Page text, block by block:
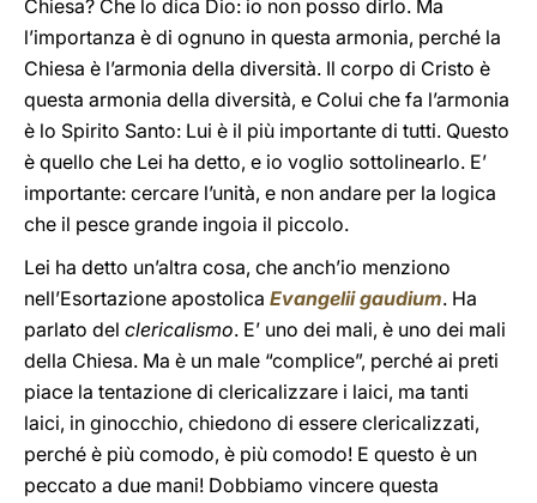
Chiesa? Che lo dica Dio: io non posso dirlo. Ma
l’importanza è di ognuno in questa armonia, perché la
Chiesa è l’armonia della diversità. Il corpo di Cristo è
questa armonia della diversità, e Colui che fa l’armonia
è lo Spirito Santo: Lui è il più importante di tutti. Questo
è quello che Lei ha detto, e io voglio sottolinearlo. E’
importante: cercare l’unità, e non andare per la logica
che il pesce grande ingoia il piccolo.
Lei ha detto un’altra cosa, che anch’io menziono
nell’Esortazione apostolica Evangelii gaudium. Ha
parlato del clericalismo. E’ uno dei mali, è uno dei mali
della Chiesa. Ma è un male “complice”, perché ai preti
piace la tentazione di clericalizzare i laici, ma tanti
laici, in ginocchio, chiedono di essere clericalizzati,
perché è più comodo, è più comodo! E questo è un
peccato a due mani! Dobbiamo vincere questa